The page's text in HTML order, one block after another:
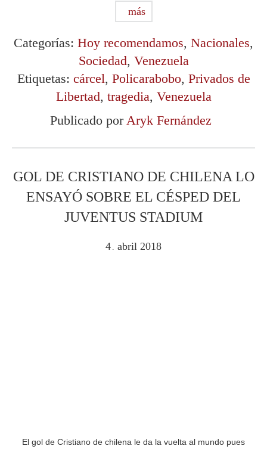
más
Categorías: Hoy recomendamos, Nacionales,
Sociedad, Venezuela
Etiquetas: cárcel, Policarabobo, Privados de
Libertad, tragedia, Venezuela
Publicado por Aryk Fernández
GOL DE CRISTIANO DE CHILENA LO
ENSAYÓ SOBRE EL CÉSPED DEL
JUVENTUS STADIUM
4 abril 2018
El gol de Cristiano de chilena le da la vuelta al mundo pues